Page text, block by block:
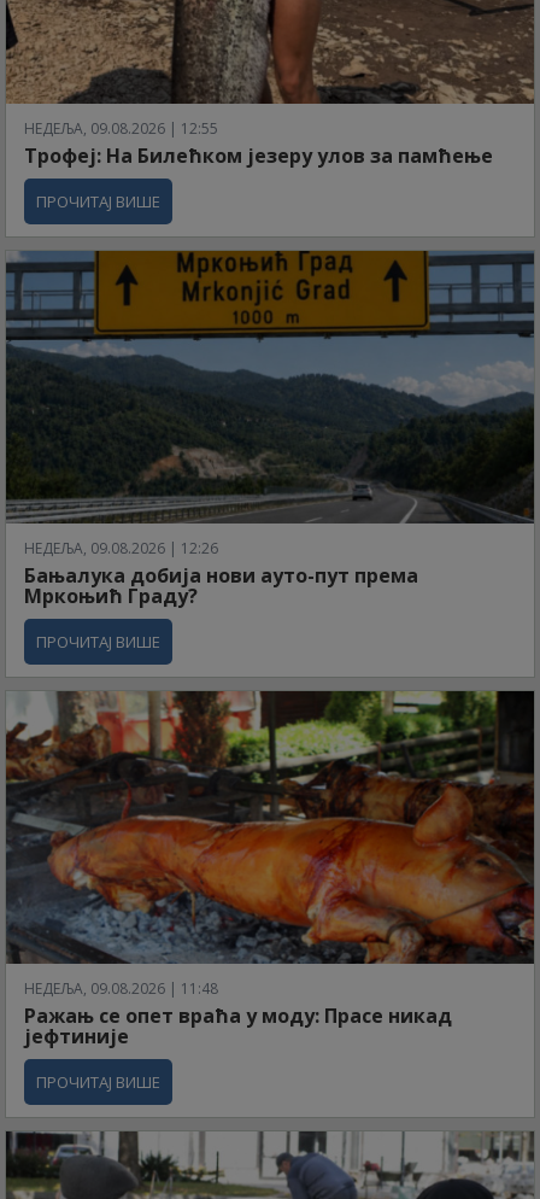
НЕДЕЉА, 09.08.2026 | 12:55
Трофеј: На Билећком језеру улов за памћење
ПРОЧИТАЈ ВИШЕ
НЕДЕЉА, 09.08.2026 | 12:26
Бањалука добија нови ауто-пут према
Мркоњић Граду?
ПРОЧИТАЈ ВИШЕ
НЕДЕЉА, 09.08.2026 | 11:48
Ражањ се опет враћа у моду: Прасе никад
јефтиније
ПРОЧИТАЈ ВИШЕ